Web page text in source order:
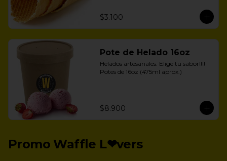
$3.100
Pote de Helado 16oz
Helados artesanales. Elige tu sabor!!!!
Potes de 16oz (475ml aprox.)
$8.900
Promo Waffle L❤vers